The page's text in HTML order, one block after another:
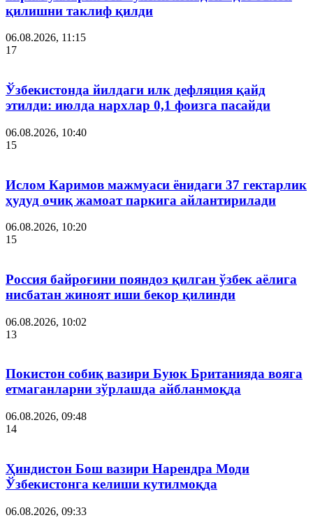
қилишни таклиф қилди
06.08.2026, 11:15
17
Ўзбекистонда йилдаги илк дефляция қайд
этилди: июлда нархлар 0,1 фоизга пасайди
06.08.2026, 10:40
15
Ислом Каримов мажмуаси ёнидаги 37 гектарлик
ҳудуд очиқ жамоат паркига айлантирилади
06.08.2026, 10:20
15
Россия байроғини пояндоз қилган ўзбек аёлига
нисбатан жиноят иши бекор қилинди
06.08.2026, 10:02
13
Покистон собиқ вазири Буюк Британияда вояга
етмаганларни зўрлашда айбланмоқда
06.08.2026, 09:48
14
Ҳиндистон Бош вазири Нарендра Моди
Ўзбекистонга келиши кутилмоқда
06.08.2026, 09:33